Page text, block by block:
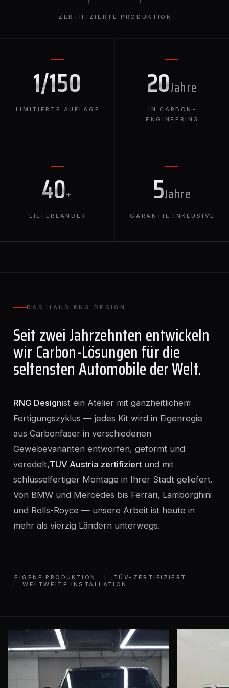
1/150
LIMITIERTE AUFLAGE
20Jahre
IN CARBON-
ENGINEERING
ZERTIFIZIERTE PRODUKTION
40+
LIEFERLÄNDER
5Jahre
GARANTIE INKLUSIVE
DAS HAUS RNG DESIGN
Seit zwei Jahrzehnten entwickeln
wir Carbon-Lösungen für die
seltensten Automobile der Welt.
RNG Designist ein Atelier mit ganzheitlichem
Fertigungszyklus — jedes Kit wird in Eigenregie
aus Carbonfaser in verschiedenen
Gewebevarianten entworfen, geformt und
veredelt,TÜV Austria zertifiziert und mit
schlüsselfertiger Montage in Ihrer Stadt geliefert.
Von BMW und Mercedes bis Ferrari, Lamborghini
und Rolls-Royce — unsere Arbeit ist heute in
mehr als vierzig Ländern unterwegs.
EIGENE PRODUKTION
TÜV-ZERTIFIZIERT
WELTWEITE INSTALLATION